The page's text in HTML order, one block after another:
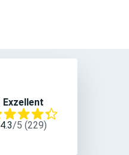
Exzellent
4.3/5 (229)